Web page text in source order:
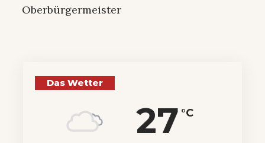
Oberbürgermeister
Das Wetter
27 °C